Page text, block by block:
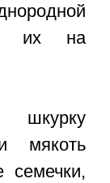
их на
мякоть
семечки,